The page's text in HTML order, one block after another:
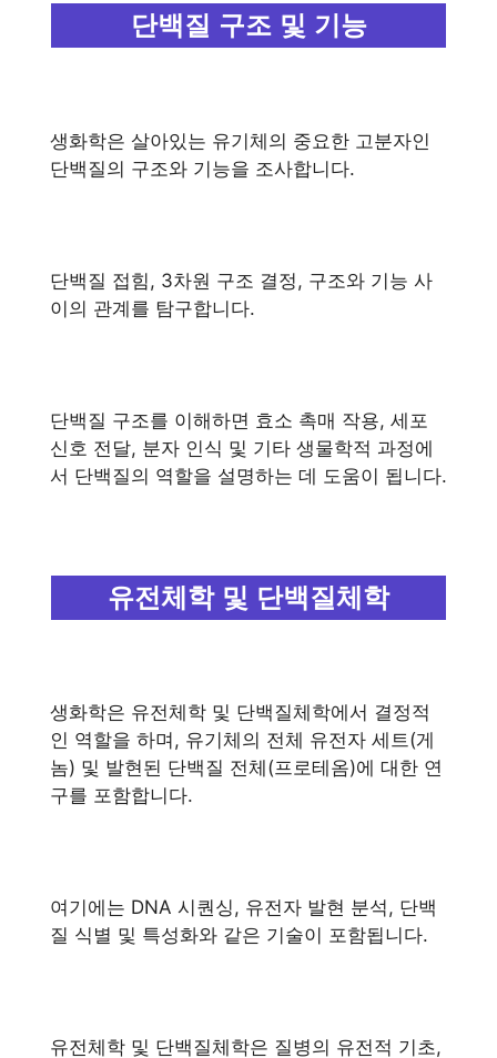
단백질 구조 및 기능
생화학은 살아있는 유기체의 중요한 고분자인
단백질의 구조와 기능을 조사합니다.
단백질 접힘, 3차원 구조 결정, 구조와 기능 사
이의 관계를 탐구합니다.
단백질 구조를 이해하면 효소 촉매 작용, 세포
신호 전달, 분자 인식 및 기타 생물학적 과정에
서 단백질의 역할을 설명하는 데 도움이 됩니다.
유전체학 및 단백질체학
생화학은 유전체학 및 단백질체학에서 결정적
인 역할을 하며, 유기체의 전체 유전자 세트(게
놈) 및 발현된 단백질 전체(프로테옴)에 대한 연
구를 포함합니다.
여기에는 DNA 시퀀싱, 유전자 발현 분석, 단백
질 식별 및 특성화와 같은 기술이 포함됩니다.
유전체학 및 단백질체학은 질병의 유전적 기초,